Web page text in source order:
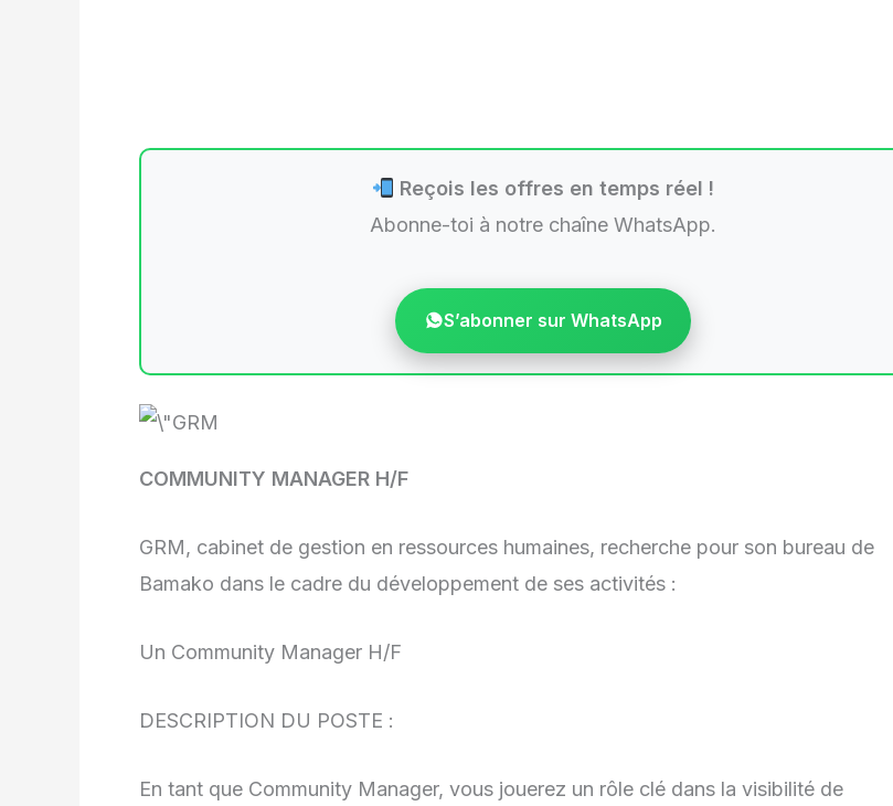
Reçois les offres en temps réel !
Abonne-toi à notre chaîne WhatsApp.
S’abonner sur WhatsApp
COMMUNITY MANAGER H/F
GRM, cabinet de gestion en ressources humaines, recherche pour son bureau de
Bamako dans le cadre du développement de ses activités :
Un Community Manager H/F
DESCRIPTION DU POSTE :
En tant que Community Manager, vous jouerez un rôle clé dans la visibilité de